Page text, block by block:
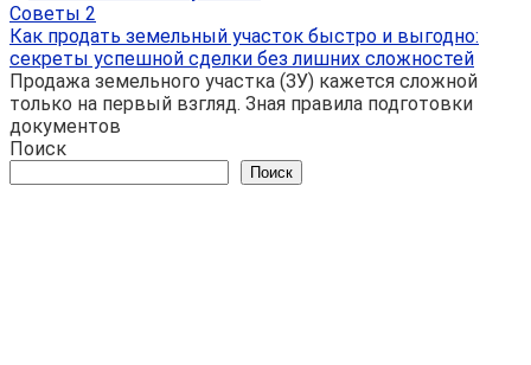
Советы 2
Как продать земельный участок быстро и выгодно:
секреты успешной сделки без лишних сложностей
Продажа земельного участка (ЗУ) кажется сложной
только на первый взгляд. Зная правила подготовки
документов
Поиск
Поиск